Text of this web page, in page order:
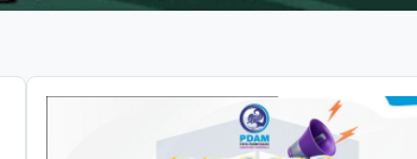
Pengakuan Negara